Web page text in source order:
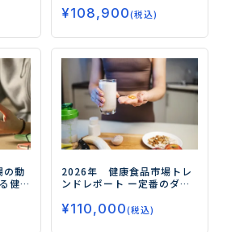
鍵ー
¥108,900(税込)
動
健
2026年 健康食品市場トレ
ンドレポート ー定番のダイ
フェムケア、グミサプリまで
データで読み解く市場の未
¥110,000(税込)